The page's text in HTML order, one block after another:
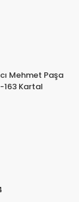
Mehmet Paşa
163 Kartal